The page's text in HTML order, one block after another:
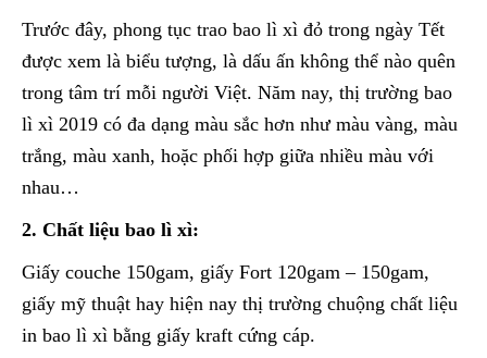
Trước đây, phong tục trao bao lì xì đỏ trong ngày Tết
được xem là biểu tượng, là dấu ấn không thể nào quên
trong tâm trí mỗi người Việt. Năm nay, thị trường bao
lì xì 2019 có đa dạng màu sắc hơn như màu vàng, màu
trắng, màu xanh, hoặc phối hợp giữa nhiều màu với
nhau…
2. Chất liệu bao lì xì:
Giấy couche 150gam, giấy Fort 120gam – 150gam,
giấy mỹ thuật hay hiện nay thị trường chuộng chất liệu
in bao lì xì bằng giấy kraft cứng cáp.